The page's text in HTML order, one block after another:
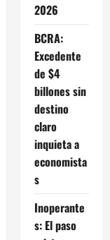
2026
BCRA:
Excedente
de $4
billones sin
destino
claro
inquieta a
economista
s
Inoperante
s: El paso